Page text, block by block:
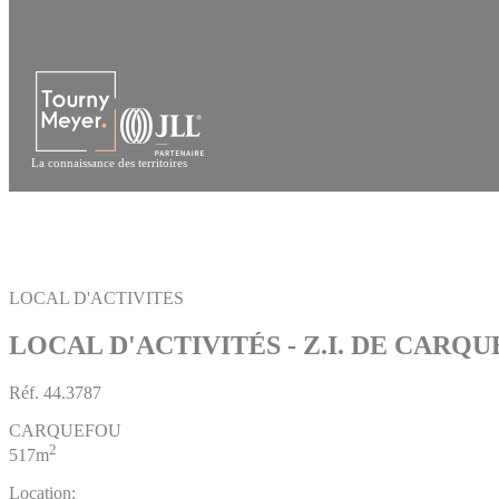
La connaissance des territoires
LOCAL D'ACTIVITES
LOCAL D'ACTIVITÉS - Z.I. DE
Réf. 44.3787
CARQUEFOU
517m2
Location: